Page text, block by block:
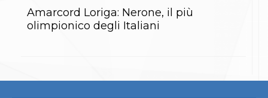
Lotta
La disciplina
News
Karate
Amarcord Loriga: Nerone, il più
olimpionico degli Italiani